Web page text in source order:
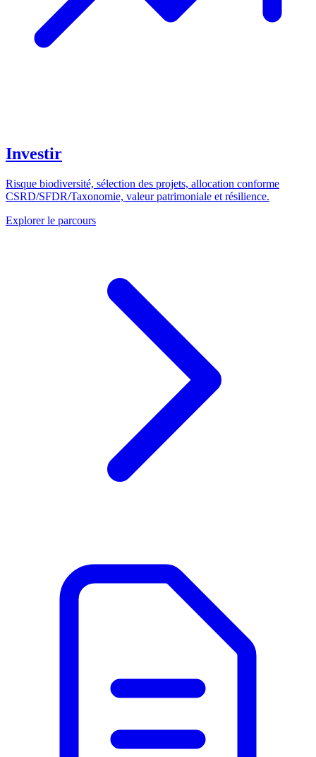
Investir
Risque biodiversité, sélection des projets, allocation conforme
CSRD/SFDR/Taxonomie, valeur patrimoniale et résilience.
Explorer le parcours